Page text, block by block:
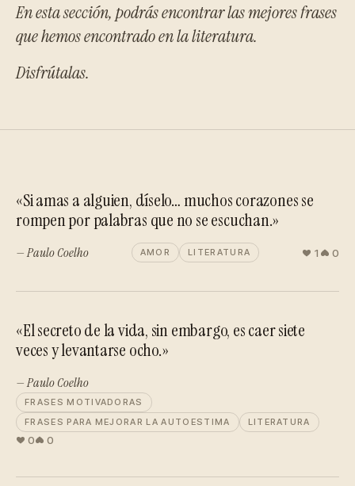
En esta sección, podrás encontrar las mejores frases
que hemos encontrado en la literatura.
Disfrútalas.
«Si amas a alguien, díselo… muchos corazones se
rompen por palabras que no se escuchan.»
— Paulo Coelho AMOR LITERATURA 1 0
«El secreto de la vida, sin embargo, es caer siete
veces y levantarse ocho.»
— Paulo Coelho
FRASES MOTIVADORAS
FRASES PARA MEJORAR LA AUTOESTIMA
LITERATURA
0 0